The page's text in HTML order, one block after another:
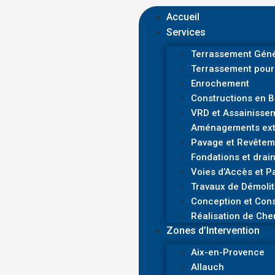
Accueil
Services
Terrassement
Terrassement
Enrochement
Constructions en
VRD et
Aménagements
Pavage et
Fondations et
Voies d’Accès et
Travaux de
Conception et
Réalisation de
Zones d’Intervention
Aix-en-Provence
Allauch